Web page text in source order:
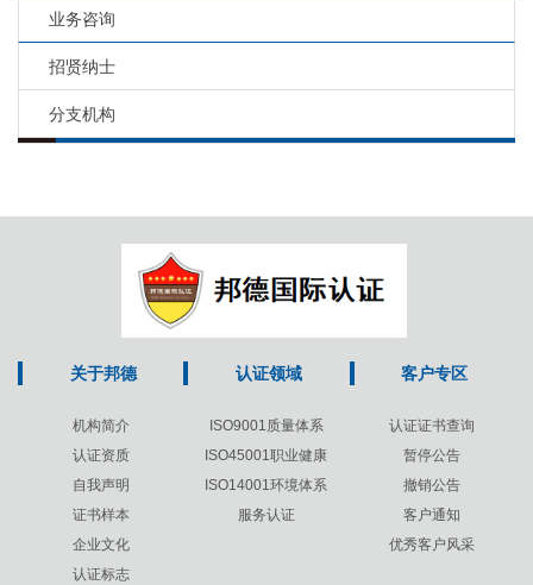
业务咨询
招贤纳士
分支机构
关于邦德
机构简介
认证资质
自我声明
证书样本
企业文化
认证标志
认证领域
ISO9001质量体系
ISO45001职业健康
ISO14001环境体系
服务认证
客户专区
认证证书查询
暂停公告
撤销公告
客户通知
优秀客户风采